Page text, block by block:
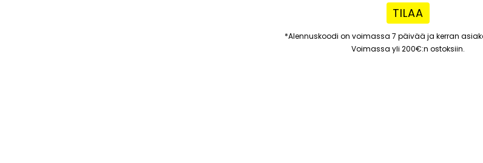
TILAA
*Alennuskoodi on voimassa 7 päivää ja kerran
Voimassa yli 200€:n ostoksiin.